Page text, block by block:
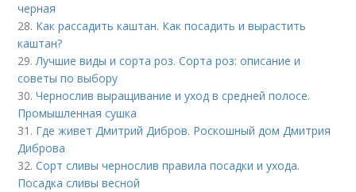
черная
28. Как рассадить каштан. Как посадить и вырастить
каштан?
29.Лучшие виды и сорта роз. Сорта роз: описание и
советы по выбору
30.Чернослив выращивание и уход в средней полосе.
Промышленная сушка
31. Где живет Дмитрий Дибров. Роскошный дом Дмитрия
Диброва
32.Сорт сливы чернослив правила посадки и ухода.
Посадка сливы весной